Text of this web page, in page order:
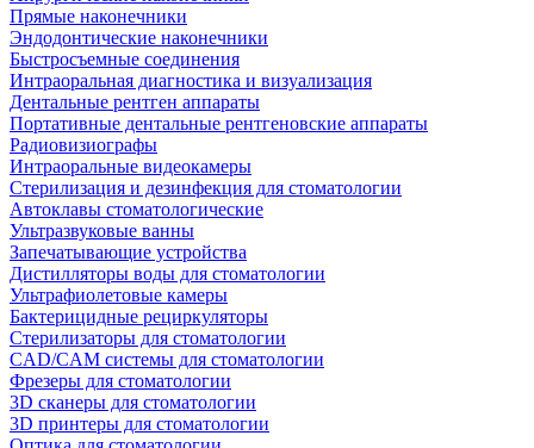
Прямые наконечники
Эндодонтические наконечники
Быстросъемные соединения
Интраоральная диагностика и визуализация
Дентальные рентген аппараты
Портативные дентальные рентгеновские аппараты
Радиовизиографы
Интраоральные видеокамеры
Стерилизация и дезинфекция для стоматологии
Автоклавы стоматологические
Ультразвуковые ванны
Запечатывающие устройства
Дистилляторы воды для стоматологии
Ультрафиолетовые камеры
Бактерицидные рециркуляторы
Стерилизаторы для стоматологии
CAD/CAM системы для стоматологии
Фрезеры для стоматологии
3D cканеры для стоматологии
3D принтеры для стоматологии